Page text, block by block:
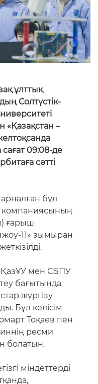
ұлттық
Солтүстік-
«Қазақстан –
09:08-де
сәтті
бұл
компаниясының
ғарыш
11» зымыран
ҚазҰУ мен СБПУ
бағытында
жүргізу
Бұл келісім
Тоқаев пен
ресми
болатын.
міндеттерді